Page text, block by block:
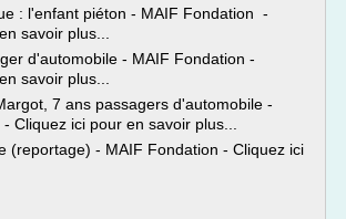
: l'enfant piéton - MAIF Fondation -
savoir plus...
d'automobile - MAIF Fondation -
savoir plus...
7 ans passagers d'automobile -
Cliquez ici pour en savoir plus...
(reportage) - MAIF Fondation - Cliquez ici